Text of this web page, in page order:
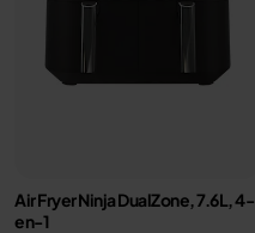
Air Fryer Ninja DualZone, 7.6L, 4-
en-1